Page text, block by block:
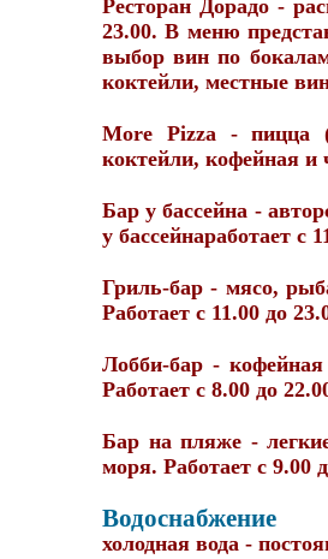
Ресторан Дорадо -
23.00. В меню
выбор вин по
коктейли, местные
More Pizza - пицца
коктейли, кофейная и
Бар у бассейна -
у бассейнаработает с
Гриль-бар - мясо,
Работает с 11.00 до
Лобби-бар -
Работает с 8.00 до
Бар на пляже -
моря. Работает с 9.00
Водоснабжение
холодная вода -